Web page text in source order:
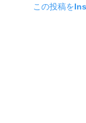
この投稿を